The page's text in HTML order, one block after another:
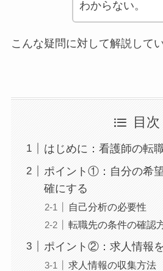
わからない。
こんな疑問に対して解説して
目次
はじめに：看護師の転
ポイント①：自分の希
確にする
自己分析の必要性
転職先の条件の確認
ポイント②：求人情報
求人情報の収集方法